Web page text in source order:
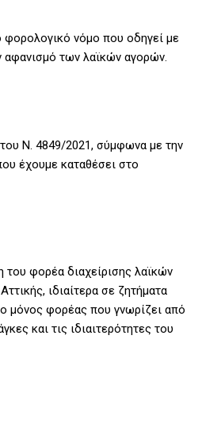
φορολογικό νόμο που οδηγεί με
αφανισμό των λαϊκών αγορών.
Ν. 4849/2021, σύμφωνα με την
έχουμε καταθέσει στο
του φορέα διαχείρισης λαϊκών
ιδιαίτερα σε ζητήματα
ο μόνος φορέας που γνωρίζει από
και τις ιδιαιτερότητες του